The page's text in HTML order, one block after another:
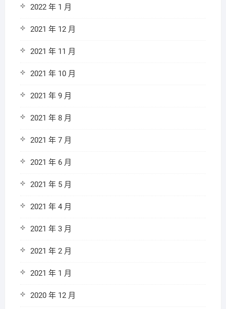
2022 年 1 月
2021 年 12 月
2021 年 11 月
2021 年 10 月
2021 年 9 月
2021 年 8 月
2021 年 7 月
2021 年 6 月
2021 年 5 月
2021 年 4 月
2021 年 3 月
2021 年 2 月
2021 年 1 月
2020 年 12 月